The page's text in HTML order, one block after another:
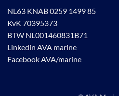
NL63 KNAB 0259 1499 85
KvK 70395373
BTW NL001460831B71
Linkedin AVA marine
Facebook AVA/marine